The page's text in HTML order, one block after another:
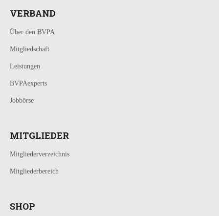
VERBAND
Über den BVPA
Mitgliedschaft
Leistungen
BVPAexperts
Jobbörse
MITGLIEDER
Mitgliederverzeichnis
Mitgliederbereich
SHOP